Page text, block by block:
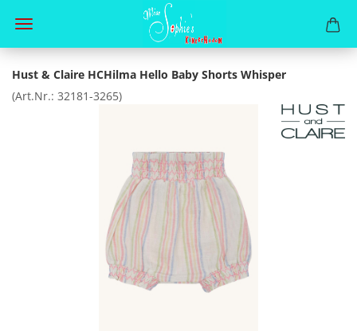
Hust & Claire HCHilma Hello Baby Shorts Whisper
(Art.Nr.: 32181-3265)